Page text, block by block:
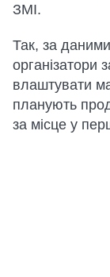
ЗМІ.
Так, за
організатори
влаштувати
планують
за місце у